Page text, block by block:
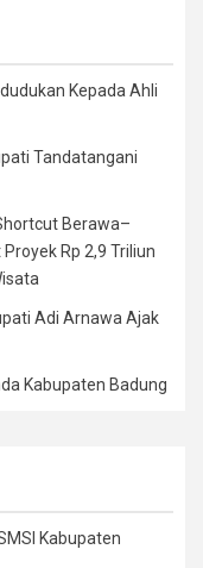
Kepada Ahli
Tandatangani
Berawa–
Rp 2,9 Triliun
Adi Arnawa Ajak
Kabupaten Badung
Kabupaten